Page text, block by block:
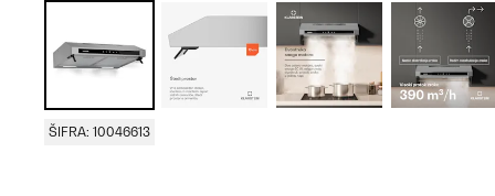
ŠIFRA: 10046613